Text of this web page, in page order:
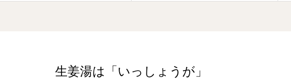
生姜湯は「いっしょうが」